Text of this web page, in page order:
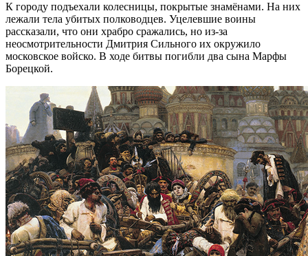
К городу подъехали колесницы, покрытые знамёнами. На них
лежали тела убитых полководцев. Уцелевшие воины
рассказали, что они храбро сражались, но из-за
неосмотрительности Дмитрия Сильного их окружило
московское войско. В ходе битвы погибли два сына Марфы
Борецкой.